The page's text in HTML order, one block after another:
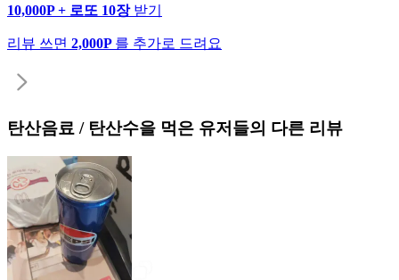
10,000P + 로또 10장 받기
리뷰 쓰면 2,000P 를 추가로 드려요
탄산음료 / 탄산수을 먹은 유저들의 다른 리뷰